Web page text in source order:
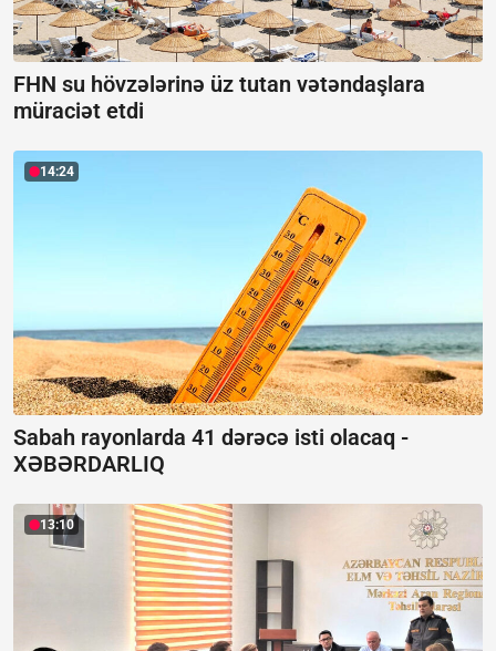
FHN su hövzələrinə üz tutan vətəndaşlara
müraciət etdi
14:24
Sabah rayonlarda 41 dərəcə isti olacaq -
XƏBƏRDARLIQ
13:10